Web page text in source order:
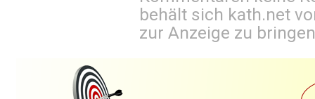
behält sich kath.net
zur Anzeige zu